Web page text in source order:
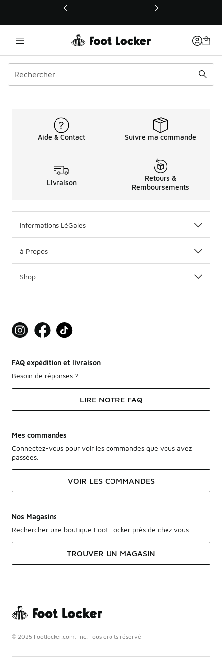
Ce lien ouvrira une nouvelle fenêtre
Gilets pour Enfants en
Aide & Contact Suivre ma commande
Livraison
Retours &
Remboursements
Informations LéGales
à Propos
Shop
FAQ expédition et livraison
Besoin de réponses ?
LIRE NOTRE FAQ
Mes commandes
Connectez-vous pour voir les commandes que vous avez
passées.
VOIR LES COMMANDES
Nos Magasins
Rechercher une boutique Foot Locker près de chez vous.
TROUVER UN MAGASIN
© 2025 Footlocker.com, Inc. Tous droits réservé